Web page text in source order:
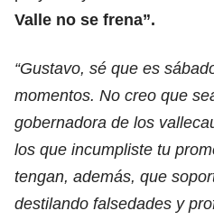
Valle no se frena”.
“Gustavo, sé que es
momentos. No creo que
gobernadora de los
los que incumpliste tu
tengan, además, que
destilando falsedades y